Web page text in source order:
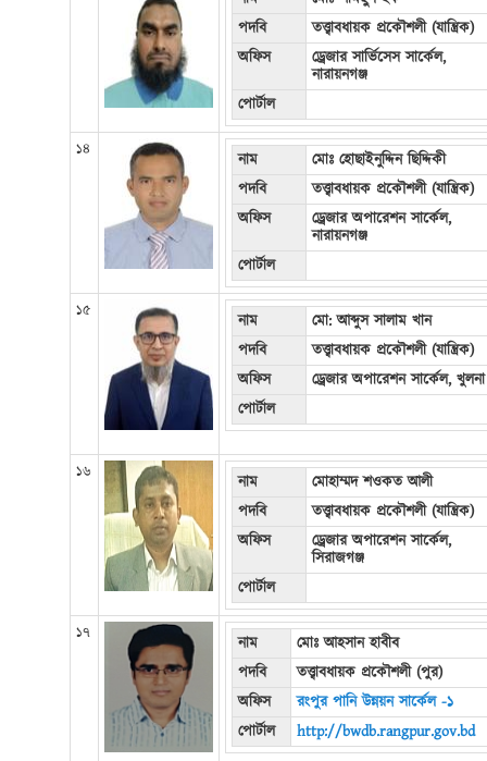
পদবি
তত্ত্বাবধায়ক প্রকৌশলী (যান্ত্রিক)
অফিস
ড্রেজার সার্ভিসেস সার্কেল,
নারায়নগঞ্জ
পোর্টাল
১৪ নাম
মোঃ হোছাইনুদ্দিন ছিদ্দিকী
পদবি
তত্ত্বাবধায়ক প্রকৌশলী (যান্ত্রিক)
অফিস
ড্রেজার অপারেশন সার্কেল,
নারায়নগঞ্জ
পোর্টাল
১৫ নাম
মো: আব্দুস সালাম খান
পদবি
তত্ত্বাবধায়ক প্রকৌশলী (যান্ত্রিক)
অফিস
ড্রেজার অপারেশন সার্কেল, খুলনা
পোর্টাল
১৬ নাম
মোহাম্মদ শওকত আলী
পদবি
তত্ত্বাবধায়ক প্রকৌশলী (যান্ত্রিক)
অফিস
ড্রেজার অপারেশন সার্কেল,
সিরাজগঞ্জ
পোর্টাল
১৭ নাম
মোঃ আহসান হাবীব
পদবি
তত্ত্বাবধায়ক প্রকৌশলী (পুর)
অফিস
রংপুর পানি উন্নয়ন সার্কেল -১
পোর্টাল
http://bwdb.rangpur.gov.bd